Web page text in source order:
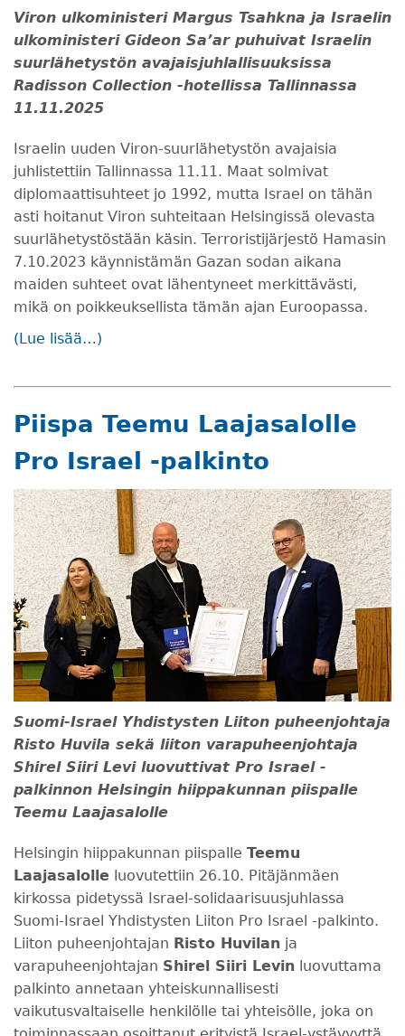
Viron ulkoministeri Margus Tsahkna ja Israelin
ulkoministeri Gideon Sa’ar puhuivat Israelin
suurlähetystön avajaisjuhlallisuuksissa
Radisson Collection -hotellissa Tallinnassa
11.11.2025
Israelin uuden Viron-suurlähetystön avajaisia
juhlistettiin Tallinnassa 11.11. Maat solmivat
diplomaattisuhteet jo 1992, mutta Israel on tähän
asti hoitanut Viron suhteitaan Helsingissä olevasta
suurlähetystöstään käsin. Terroristijärjestö Hamasin
7.10.2023 käynnistämän Gazan sodan aikana
maiden suhteet ovat lähentyneet merkittävästi,
mikä on poikkeuksellista tämän ajan Euroopassa.
(Lue lisää…)
Piispa Teemu Laajasalolle
Pro Israel -palkinto
Suomi-Israel Yhdistysten Liiton puheenjohtaja
Risto Huvila sekä liiton varapuheenjohtaja
Shirel Siiri Levi luovuttivat Pro Israel -
palkinnon Helsingin hiippakunnan piispalle
Teemu Laajasalolle
Helsingin hiippakunnan piispalle Teemu
Laajasalolle luovutettiin 26.10. Pitäjänmäen
kirkossa pidetyssä Israel-solidaarisuusjuhlassa
Suomi-Israel Yhdistysten Liiton Pro Israel -palkinto.
Liiton puheenjohtajan Risto Huvilan ja
varapuheenjohtajan Shirel Siiri Levin luovuttama
palkinto annetaan yhteiskunnallisesti
vaikutusvaltaiselle henkilölle tai yhteisölle, joka on